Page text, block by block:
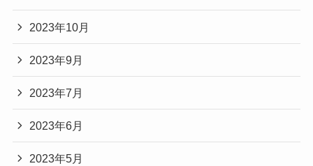
2023年10月
2023年9月
2023年7月
2023年6月
2023年5月